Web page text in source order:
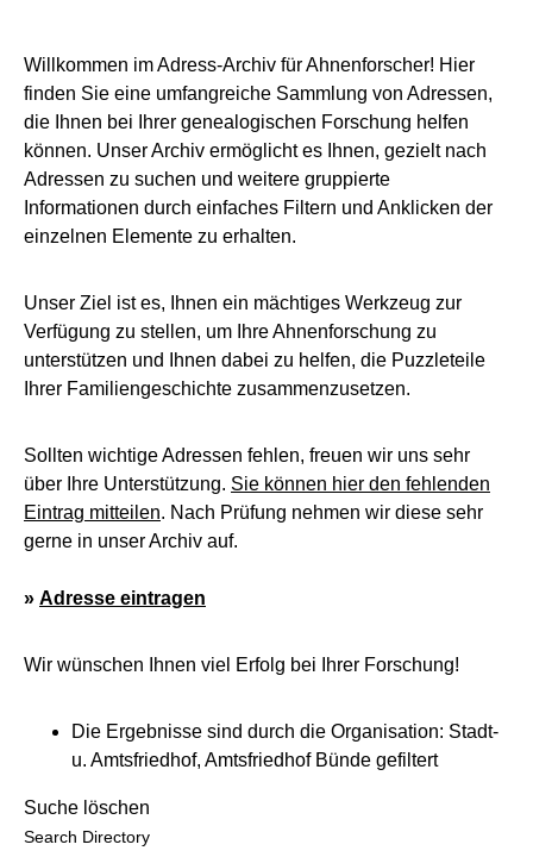
Willkommen im Adress-Archiv für Ahnenforscher! Hier
finden Sie eine umfangreiche Sammlung von Adressen,
die Ihnen bei Ihrer genealogischen Forschung helfen
können. Unser Archiv ermöglicht es Ihnen, gezielt nach
Adressen zu suchen und weitere gruppierte
Informationen durch einfaches Filtern und Anklicken der
einzelnen Elemente zu erhalten.
Unser Ziel ist es, Ihnen ein mächtiges Werkzeug zur
Verfügung zu stellen, um Ihre Ahnenforschung zu
unterstützen und Ihnen dabei zu helfen, die Puzzleteile
Ihrer Familiengeschichte zusammenzusetzen.
Sollten wichtige Adressen fehlen, freuen wir uns sehr
über Ihre Unterstützung. Sie können hier den fehlenden
Eintrag mitteilen. Nach Prüfung nehmen wir diese sehr
gerne in unser Archiv auf.
» Adresse eintragen
Wir wünschen Ihnen viel Erfolg bei Ihrer Forschung!
Die Ergebnisse sind durch die Organisation: Stadt-
u. Amtsfriedhof, Amtsfriedhof Bünde gefiltert
Suche löschen
Search Directory